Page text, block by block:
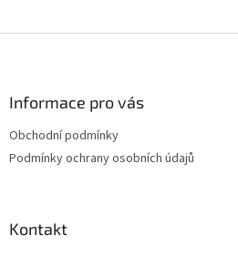
Informace pro vás
Obchodní podmínky
Podmínky ochrany osobních údajů
Kontakt